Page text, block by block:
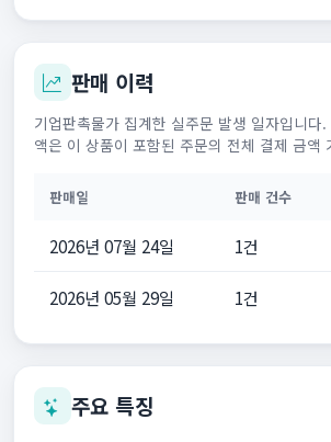
판매 이력
기업판촉물가 집계한 실주문 발생 일자입니다
액은 이 상품이 포함된 주문의 전체 결제 금액
판매일 판매 건수
2026년 07월 24일 1건
2026년 05월 29일 1건
주요 특징